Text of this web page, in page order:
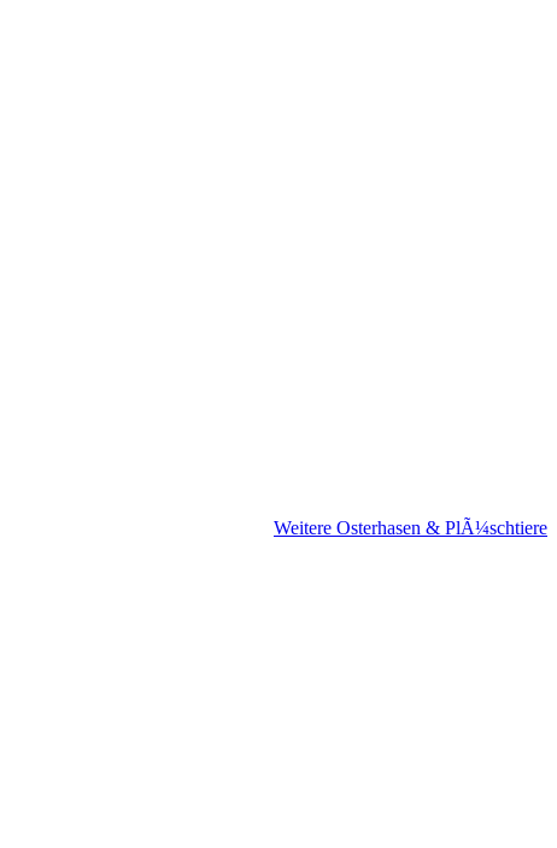
Weitere Osterhasen & PlÃ¼schtiere